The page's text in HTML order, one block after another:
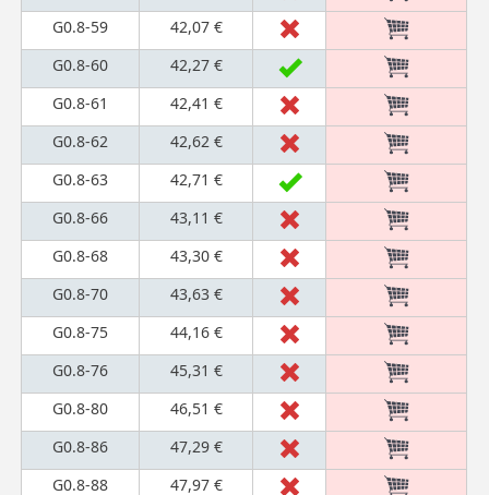
G0.8-59
42,07 €
G0.8-60
42,27 €
G0.8-61
42,41 €
G0.8-62
42,62 €
G0.8-63
42,71 €
G0.8-66
43,11 €
G0.8-68
43,30 €
G0.8-70
43,63 €
G0.8-75
44,16 €
G0.8-76
45,31 €
G0.8-80
46,51 €
G0.8-86
47,29 €
G0.8-88
47,97 €